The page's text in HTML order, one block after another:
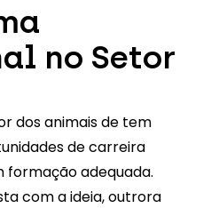
no Setor
dos animais de tem
de carreira
formação adequada.
com a ideia, outrora